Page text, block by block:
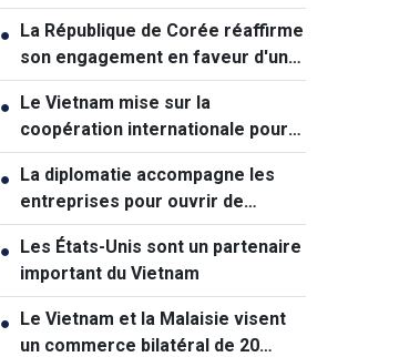
citoyenneté par le droit du sol
● La République de Corée réaffirme
son engagement en faveur d'une
coexistence pacifique avec la
RPDC
● Le Vietnam mise sur la
coopération internationale pour
dynamiser la promotion
touristique
● La diplomatie accompagne les
entreprises pour ouvrir de
nouvelles perspectives de
développement
● Les États-Unis sont un partenaire
important du Vietnam
● Le Vietnam et la Malaisie visent
un commerce bilatéral de 20